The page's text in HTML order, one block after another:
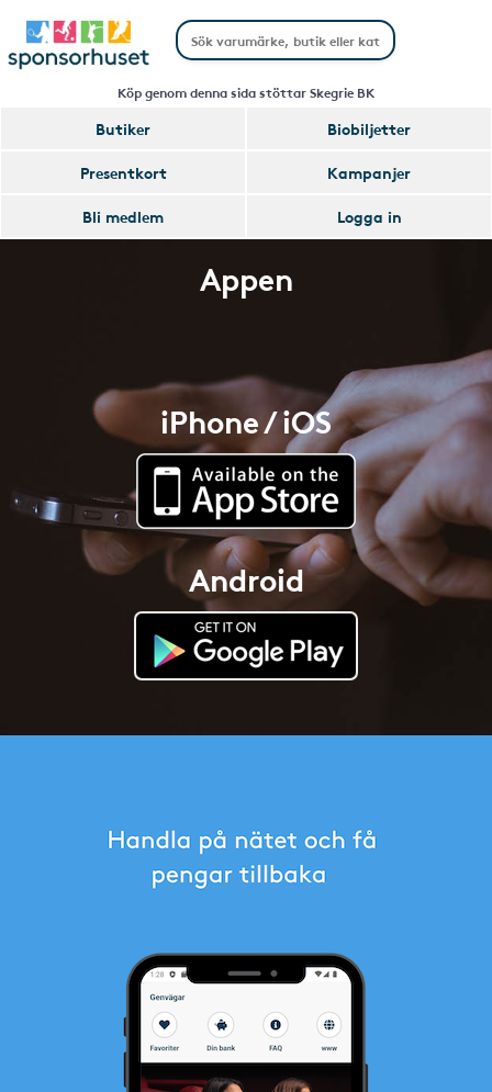
Köp genom denna sida stöttar Skegrie BK
Butiker
Biobiljetter
Presentkort
Kampanjer
Bli medlem
Logga in
Appen
iPhone / iOS
Android